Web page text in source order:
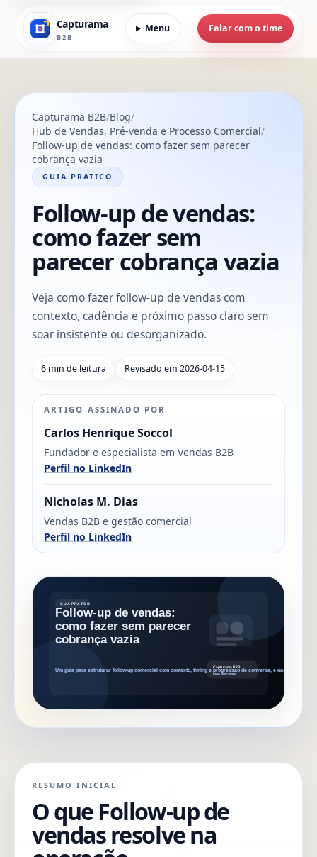
Capturama
B2B
Menu Falar com o time
Capturama B2B Blog
Hub de Vendas, Pré-venda e Processo Comercial
Follow-up de vendas: como fazer sem parecer
cobrança vazia
GUIA PRATICO
Follow-up de vendas:
como fazer sem
parecer cobrança vazia
Veja como fazer follow-up de vendas com
contexto, cadência e próximo passo claro sem
soar insistente ou desorganizado.
6 min de leitura Revisado em 2026-04-15
ARTIGO ASSINADO POR
Carlos Henrique Soccol
Fundador e especialista em Vendas B2B
Perfil no LinkedIn
Nicholas M. Dias
Vendas B2B e gestão comercial
Perfil no LinkedIn
RESUMO INICIAL
O que Follow-up de
vendas resolve na